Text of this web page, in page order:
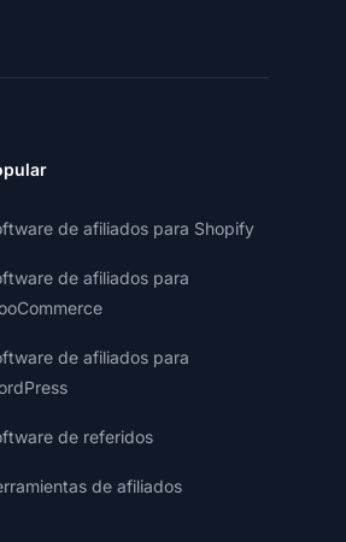
de afiliados para Shopify
de afiliados para
de afiliados para
de referidos
de afiliados